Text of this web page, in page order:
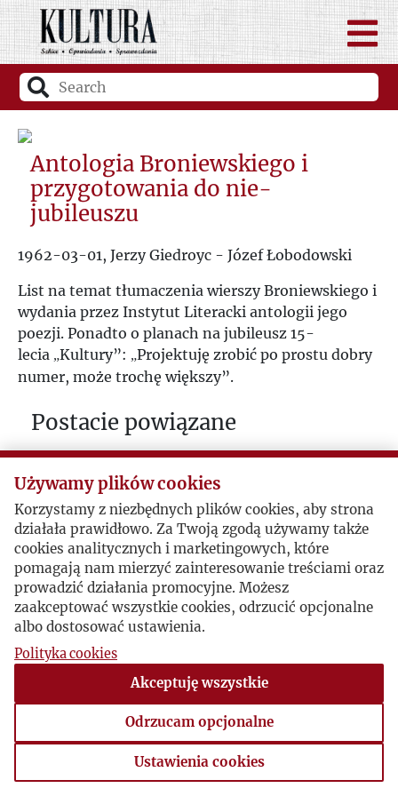
Antologia Broniewskiego i
przygotowania do nie-
jubileuszu
1962-03-01, Jerzy Giedroyc - Józef Łobodowski
List na temat tłumaczenia wierszy Broniewskiego i
wydania przez Instytut Literacki antologii jego
poezji. Ponadto o planach na jubileusz 15-
lecia „Kultury”: „Projektuję zrobić po prostu dobry
numer, może trochę większy”.
Postacie powiązane
Bohater:Władysław Broniewski
Używamy plików cookies
Korzystamy z niezbędnych plików cookies, aby strona
działała prawidłowo. Za Twoją zgodą używamy także
cookies analitycznych i marketingowych, które
pomagają nam mierzyć zainteresowanie treściami oraz
prowadzić działania promocyjne. Możesz
zaakceptować wszystkie cookies, odrzucić opcjonalne
albo dostosować ustawienia.
Polityka cookies
Akceptuję wszystkie
Odrzucam opcjonalne
Ustawienia cookies
Ustawienia cookies